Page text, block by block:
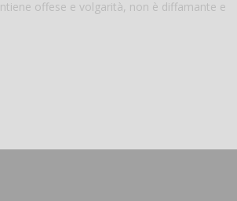
offese e volgarità, non è diffamante e